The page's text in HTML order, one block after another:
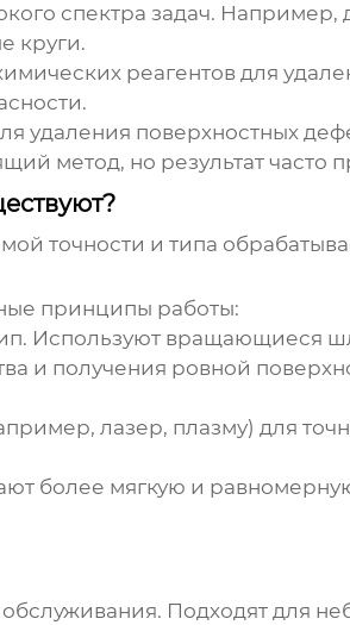
спектра задач. Например,
круги.
реагентов для
удаления поверхностных
метод, но результат часто
точности и типа
принципы работы:
Используют вращающиеся
и получения ровной
лазер, плазму) для
более мягкую и
Подходят для